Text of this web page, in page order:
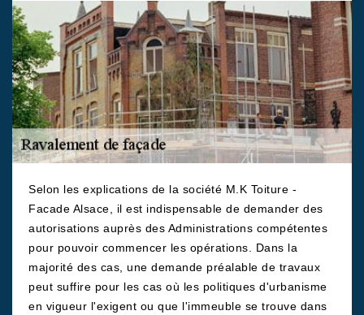
Selon les explications de la société M.K Toiture -
Facade Alsace, il est indispensable de demander des
autorisations auprès des Administrations compétentes
pour pouvoir commencer les opérations. Dans la
majorité des cas, une demande préalable de travaux
peut suffire pour les cas où les politiques d'urbanisme
en vigueur l'exigent ou que l'immeuble se trouve dans